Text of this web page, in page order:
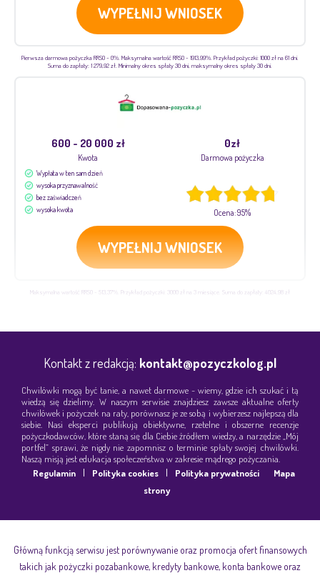
WYPEŁNIJ WNIOSEK
Pierwsza darmowa pożyczka RRSO - 0%. Maksymalna wartość RRSO - 1913,99%. Przykład pożyczki: 1000 zł na 61 dni.
Suma do zapłaty: 1 279,92 zł. Minimalny okres spłaty 30 dni, maksymalny okres spłaty 30 dni.
600 - 20 000 zł
Kwota
0zł
Darmowa pożyczka
Wypłata w ten sam dzień
wysoka przyznawalność
bez zaświadczeń
wysoka kwota
Ocena: 95%
WYPEŁNIJ WNIOSEK
Maksymalna wartość RRSO - 513,37%. Przykład pożyczki: 3000 zł na 3 miesiące. Suma do zapłaty: 4024,98 zł
Kontakt z redakcją: kontakt@pozyczkolog.pl
Chwilówki mogą być tanie, a nawet darmowe - wiemy, gdzie ich szukać i tą
wiedzą się dzielimy. W naszym serwisie znajdziesz zawsze aktualne oferty
chwilówek i pożyczek na raty, porównasz je ze sobą i wybierzesz najlepszą dla
siebie. Nasi eksperci publikują obiektywne, rzetelne i obszerne recenzje
pożyczkodawców, które staną się dla Ciebie źródłem wiedzy, a narzędzie „Mój
portfel” sprawi, że nigdy nie zapomnisz o terminie spłaty swojej chwilówki.
Naszą misją jest edukacja społeczeństwa w zakresie mądrego pożyczania.
Regulamin
| Polityka cookies | Polityka prywatności
Mapa
strony
Główną funkcją serwisu jest porównywanie oraz promocja ofert finansowych
takich jak pożyczki pozabankowe, kredyty bankowe, konta bankowe oraz